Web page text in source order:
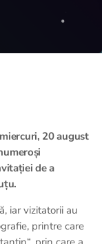
20 august
de a
iar vizitatorii au
printre care